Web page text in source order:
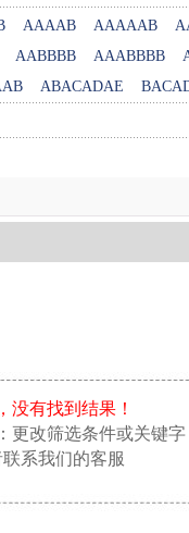
AAAAB AAAAAB
AABBBB AAABBBB
ABACADAE
没有找到结果！
更改筛选条件或关键字
系我们的客服